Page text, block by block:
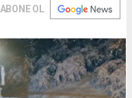
ABONE OL